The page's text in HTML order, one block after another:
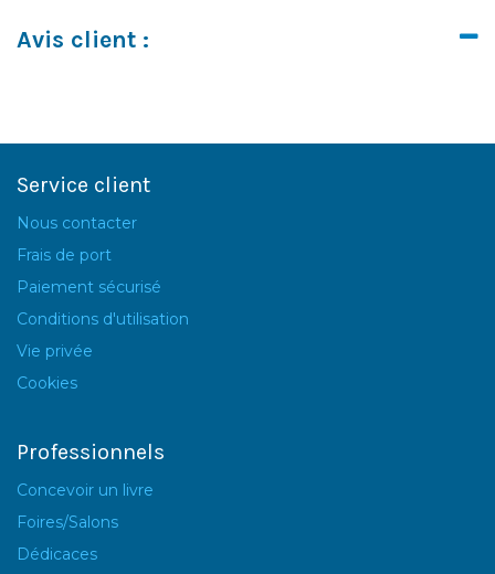
Avis client :
Service client
Nous contacter
Frais de port
Paiement sécurisé
Conditions d'utilisation
Vie privée
Cookies
Professionnels
Concevoir un livre
Foires/Salons
Dédicaces